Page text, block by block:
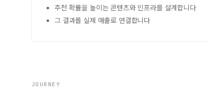
추천 확률을 높이는 콘텐츠와 인프라를 설계합니다
그 결과를 실제 매출로 연결합니다
JOURNEY